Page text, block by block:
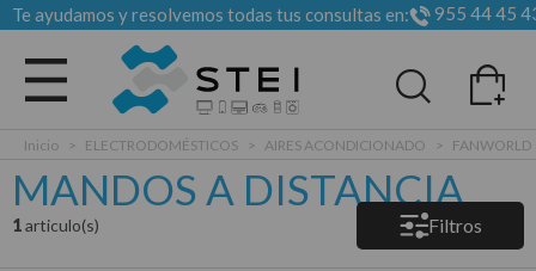
Te ayudamos y resolvemos todas tus consultas en: 955 44 45
Todas las categorias
Inicio > ELECTRODOMÉSTICOS > AIRES ACONDICIONADO > FANWORLD
MANDOS A DISTANCIA
1articulo(s) Filtros